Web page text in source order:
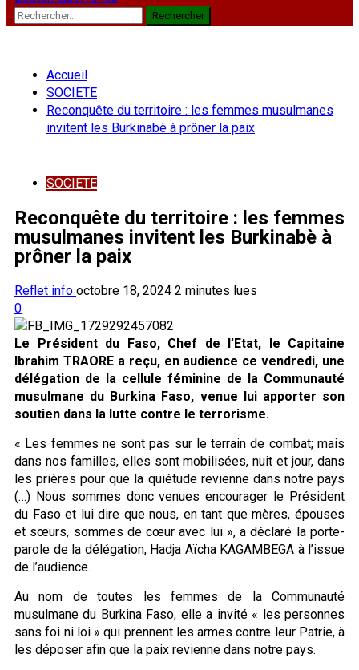
Rechercher :
Accueil
SOCIETE
Reconquête du territoire : les femmes musulmanes
invitent les Burkinabè à prôner la paix
SOCIETE
Reconquête du territoire : les femmes
musulmanes invitent les Burkinabè à
prôner la paix
Reflet info octobre 18, 2024 2 minutes lues
0
Le Président du Faso, Chef de l’Etat, le Capitaine
Ibrahim TRAORE a reçu, en audience ce vendredi, une
délégation de la cellule féminine de la Communauté
musulmane du Burkina Faso, venue lui apporter son
soutien dans la lutte contre le terrorisme.
« Les femmes ne sont pas sur le terrain de combat; mais
dans nos familles, elles sont mobilisées, nuit et jour, dans
les prières pour que la quiétude revienne dans notre pays
(…) Nous sommes donc venues encourager le Président
du Faso et lui dire que nous, en tant que mères, épouses
et sœurs, sommes de cœur avec lui », a déclaré la porte-
parole de la délégation, Hadja Aïcha KAGAMBEGA à l’issue
de l’audience.
Au nom de toutes les femmes de la Communauté
musulmane du Burkina Faso, elle a invité « les personnes
sans foi ni loi » qui prennent les armes contre leur Patrie, à
les déposer afin que la paix revienne dans notre pays.